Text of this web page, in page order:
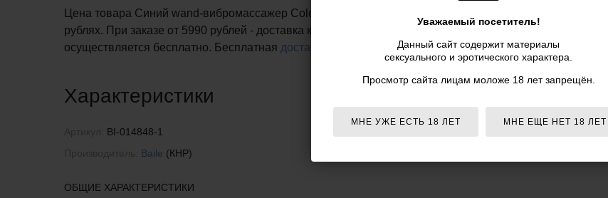
Уважаемый посетитель!
Данный сайт содержит материалы
сексуального и эротического характера.
Просмотр сайта лицам моложе 18 лет запрещён.
МНЕ УЖЕ ЕСТЬ 18 ЛЕТ МНЕ ЕЩЕ НЕТ 18 ЛЕТ
Цена товара Синий wand-вибромассажер Colorful Massager - 24 см., синий - Baile указана в российских
рублях. При заказе от 5990 рублей - доставка курьером по Москве и почтой по всей России
осуществляется бесплатно. Бесплатная доставка от 5 990 р.
Характеристики
BI-014848-1
Baile (КНР)
ОБЩИЕ ХАРАКТЕРИСТИКИ